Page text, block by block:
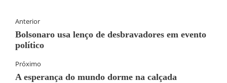
Anterior
Bolsonaro usa lenço de desbravadores em evento
político
Próximo
A esperança do mundo dorme na calçada